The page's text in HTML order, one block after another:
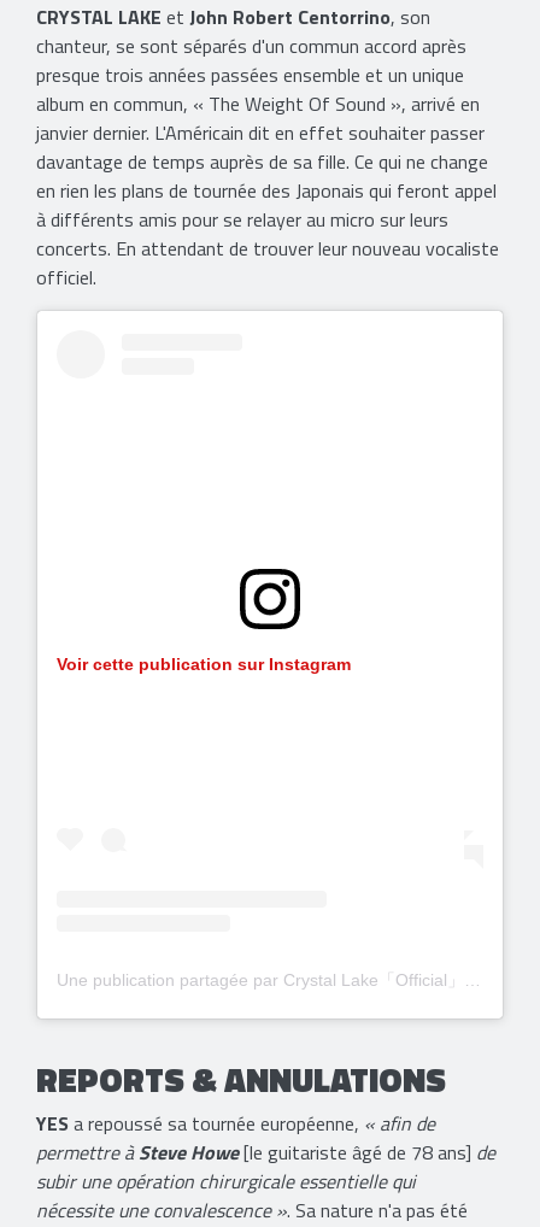
CRYSTAL LAKE et John Robert Centorrino, son
chanteur, se sont séparés d'un commun accord après
presque trois années passées ensemble et un unique
album en commun, « The Weight Of Sound », arrivé en
janvier dernier. L'Américain dit en effet souhaiter passer
davantage de temps auprès de sa fille. Ce qui ne change
en rien les plans de tournée des Japonais qui feront appel
à différents amis pour se relayer au micro sur leurs
concerts. En attendant de trouver leur nouveau vocaliste
officiel.
Voir cette publication sur Instagram
REPORTS & ANNULATIONS
YESa repoussé sa tournée européenne, « afin de
permettre àSteve Howe[le guitariste âgé de 78 ans] de
subir une opération chirurgicale essentielle qui
nécessite une convalescence ». Sa nature n'a pas été